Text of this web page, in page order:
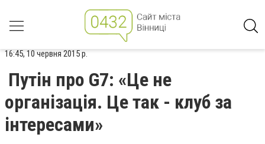
16:45, 10 червня 2015 р.
Путін про G7: «Це не
організація. Це так - клуб за
інтересами»